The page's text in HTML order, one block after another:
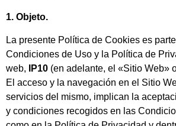
1. Objeto.
La presente Política de Cookies es
Condiciones de Uso y la Política de
web,
IP10 (en adelante, el «Sitio Web»
El acceso y la navegación en el Sitio
servicios del mismo, implican la
y condiciones recogidos en las